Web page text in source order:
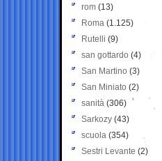
rom (13)
Roma (1.125)
Rutelli (9)
san gottardo (4)
San Martino (3)
San Miniato (2)
sanità (306)
Sarkozy (43)
scuola (354)
Sestri Levante (2)